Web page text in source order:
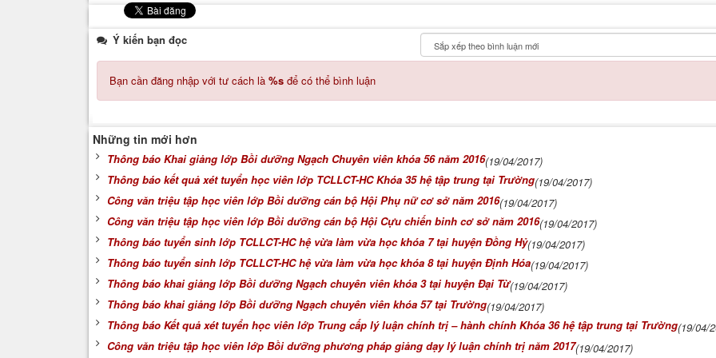
Ý kiến bạn đọc
Bạn cần đăng nhập với tư cách là %s để có thể bình luận
Những tin mới hơn
Thông báo Khai giảng lớp Bồi dưỡng Ngạch Chuyên viên khóa 56 năm 2016(19/04/2017)
Thông báo kết quả xét tuyển học viên lớp TCLLCT-HC Khóa 35 hệ tập trung tại Trường(19/04/2017)
Công văn triệu tập học viên lớp Bồi dưỡng cán bộ Hội Phụ nữ cơ sở năm 2016(19/04/2017)
Công văn triệu tập học viên lớp Bồi dưỡng cán bộ Hội Cựu chiến binh cơ sở năm 2016(19/04/2017)
Thông báo tuyển sinh lớp TCLLCT-HC hệ vừa làm vừa học khóa 7 tại huyện Đồng Hỷ(19/04/2017)
Thông báo tuyển sinh lớp TCLLCT-HC hệ vừa làm vừa học khóa 8 tại huyện Định Hóa(19/04/2017)
Thông báo khai giảng lớp Bồi dưỡng Ngạch chuyên viên khóa 3 tại huyện Đại Từ(19/04/2017)
Thông báo khai giảng lớp Bồi dưỡng Ngạch chuyên viên khóa 57 tại Trường(19/04/2017)
Thông báo Kết quả xét tuyển học viên lớp Trung cấp lý luận chính trị – hành chính Khóa 36 hệ tập trung tại Trường(19/04/
Công văn triệu tập học viên lớp Bồi dưỡng phương pháp giảng dạy lý luận chính trị năm 2017(19/04/2017)